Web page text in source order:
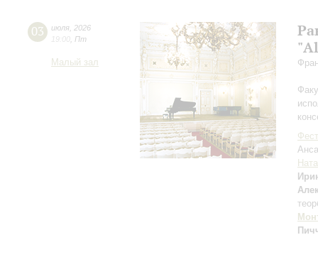
03 июля 2026
19:00 Пт
Малый зал